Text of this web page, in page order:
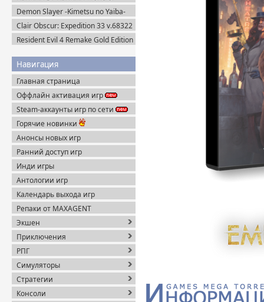
Пиратка
Assassination v.3.270.1 + Все DLC
(2016-2021) Пиратка
Demon Slayer -Kimetsu no Yaiba-
The Hinokami Chronicles (2021)
Clair Obscur: Expedition 33 v.68322
+ Все DLC (2025) Пиратка
Resident Evil 4 Remake Gold Edition
Навигация
Главная страница
Оффлайн активация игр
Steam-аккаунты игр по сети
Горячие новинки
Анонсы новых игр
Ранний доступ игр
Инди игры
Антологии игр
Календарь выхода игр
Репаки от MAXAGENT
Экшен
Приключения
РПГ
Симуляторы
Стратегии
Консоли